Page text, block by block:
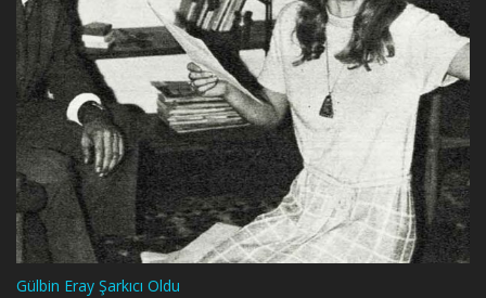
Gülbin Eray Şarkıcı Oldu